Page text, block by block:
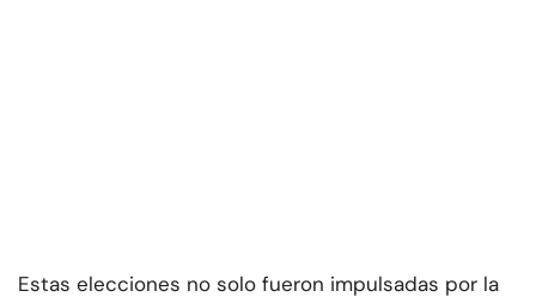
Estas elecciones no solo fueron impulsadas por la